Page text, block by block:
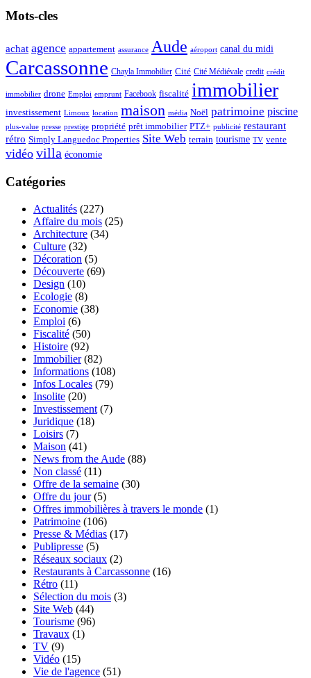
Mots-cles
achat agence appartement assurance Aude aéroport canal du midi
Carcassonne Chayla Immobilier Cité Cité Médiévale credit crédit
immobilier drone Emploi emprunt Facebook fiscalité immobilier
investissement Limoux location maison média Noël patrimoine piscine
plus-value presse prestige propriété prêt immobilier PTZ+ publicité restaurant
rétro Simply Languedoc Properties Site Web terrain tourisme TV vente
vidéo villa économie
Catégories
Actualités (227)
Affaire du mois (25)
Architecture (34)
Culture (32)
Décoration (5)
Découverte (69)
Design (10)
Ecologie (8)
Economie (38)
Emploi (6)
Fiscalité (50)
Histoire (92)
Immobilier(82)
Informations (108)
Infos Locales (79)
Insolite (20)
Investissement (7)
Juridique (18)
Loisirs (7)
Maison (41)
News from the Aude (88)
Non classé (11)
Offre de la semaine (30)
Offre du jour(5)
Offres immobilières à travers le monde (1)
Patrimoine (106)
Presse & Médias (17)
Publipresse (5)
Réseaux sociaux (2)
Restaurants à Carcassonne (16)
Rétro (11)
Sélection du mois (3)
Site Web (44)
Tourisme (96)
Travaux (1)
TV (9)
Vidéo (15)
Vie de l'agence (51)